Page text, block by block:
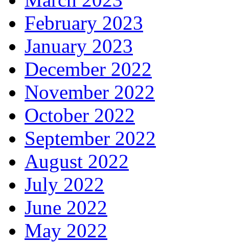
February 2023
January 2023
December 2022
November 2022
October 2022
September 2022
August 2022
July 2022
June 2022
May 2022